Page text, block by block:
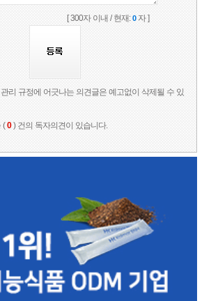
[ 300자 이내 / 현재:0자 ]
리 규정에 어긋나는 의견글은 예고없이 삭제될 수 있
(0) 건의 독자의견이 있습니다.